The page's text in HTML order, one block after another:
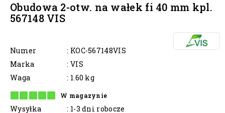
Obudowa 2-otw. na wałek fi 40 mm kpl.
567148 VIS
Numer
: KOC-567148VIS
Marka
: VIS
Waga
: 1.60 kg
W magazynie
Wysyłka
: 1-3 dni robocze